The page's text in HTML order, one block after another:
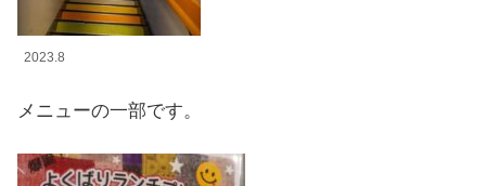
2023.8
メニューの一部です。